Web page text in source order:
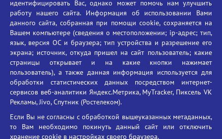
Социальные ролики - Генеральная прокуратура РФ
Противодействие коррупции
БГУ против наркотиков
Брянский государственный университет
имени академика И.Г. Петровского
Время работы: пн-пт 09:00-18:00
E-mail: bryanskgu@mail.ru
Телефон: +7(4832)58-90-85
идентифицировать Вас, однако может помочь нам улучшить
работу нашего сайта. Информация об использовании Вами
данного сайта, собранная при помощи cookie, сохраняется на
Вашем компьютере (сведения о местоположении; ip-адрес; тип,
язык, версия ОС и браузера; тип устройства и разрешение его
экрана; источник, откуда пришел на сайт пользователь; какие
страницы открывает и на какие кнопки нажимает
пользователь), а также данная информация используется для
обработки статистических данных посредством интернет-
сервисов веб-аналитики Яндекс.Метрика, MyTracker, Пиксель VK
Рекламы, Jivo, Спутник (Ростелеком).
Если Вы не согласны с обработкой вышеуказанных метаданных,
то Вам необходимо покинуть данный сайт или отключить
хранение cookie в настройках своего браузера.